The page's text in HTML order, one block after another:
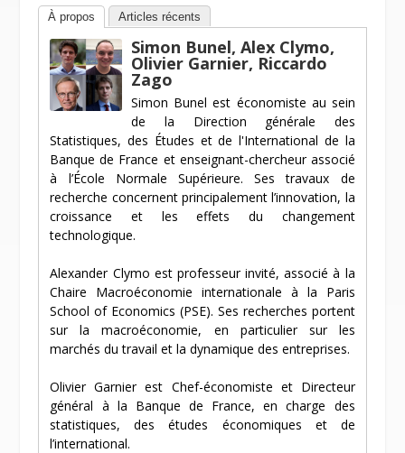
À propos Articles récents
Simon Bunel, Alex Clymo,
Olivier Garnier, Riccardo
Zago
Simon Bunel est économiste au sein
de la Direction générale des
Statistiques, des Études et de l'International de la
Banque de France et enseignant-chercheur associé
à l’École Normale Supérieure. Ses travaux de
recherche concernent principalement l’innovation, la
croissance et les effets du changement
technologique.
Alexander Clymo est professeur invité, associé à la
Chaire Macroéconomie internationale à la Paris
School of Economics (PSE). Ses recherches portent
sur la macroéconomie, en particulier sur les
marchés du travail et la dynamique des entreprises.
Olivier Garnier est Chef-économiste et Directeur
général à la Banque de France, en charge des
statistiques, des études économiques et de
l’international.